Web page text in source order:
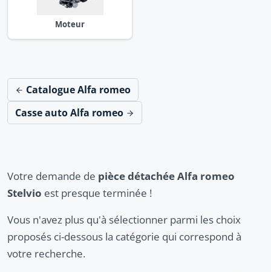
Moteur
Catalogue Alfa romeo
Casse auto Alfa romeo
Votre demande de pièce détachée Alfa romeo
Stelvio est presque terminée !
Vous n'avez plus qu'à sélectionner parmi les choix
proposés ci-dessous la catégorie qui correspond à
votre recherche.